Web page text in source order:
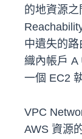
的地資源之
中遺失的
織內帳戶 A
一個 EC2
VPC
AWS 資源